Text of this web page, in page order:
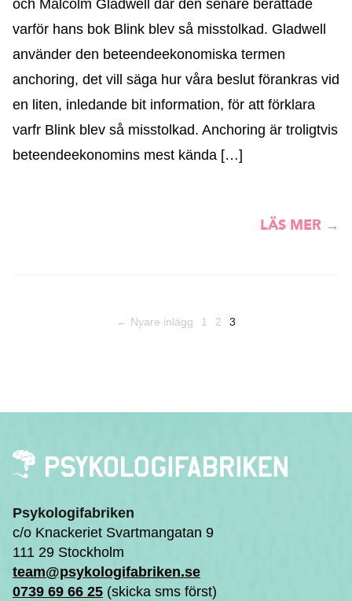
och Malcolm Gladwell där den senare berättade
varför hans bok Blink blev så misstolkad. Gladwell
använder den beteendeekonomiska termen
anchoring, det vill säga hur våra beslut förankras vid
en liten, inledande bit information, för att förklara
varfr Blink blev så misstolkad. Anchoring är troligtvis
beteendeekonomins mest kända […]
LÄS MER →
← Nyare inlägg 1 2 3
Psykologifabriken
c/o Knackeriet Svartmangatan 9
111 29 Stockholm
team@psykologifabriken.se
0739 69 66 25 (skicka sms först)